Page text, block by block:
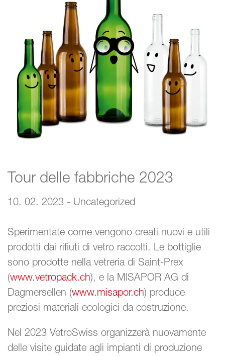
Tour delle fabbriche 2023
10. 02. 2023 - Uncategorized
Sperimentate come vengono creati nuovi e utili
prodotti dai rifiuti di vetro raccolti. Le bottiglie
sono prodotte nella vetreria di Saint-Prex
(www.vetropack.ch), e la MISAPOR AG di
Dagmersellen (www.misapor.ch) produce
preziosi materiali ecologici da costruzione.
Nel 2023 VetroSwiss organizzerà nuovamente
delle visite guidate agli impianti di produzione